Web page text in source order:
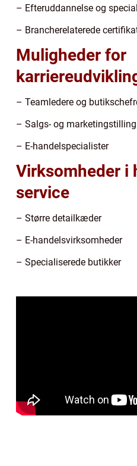
– Efteruddannelse og
– Brancherelaterede
Muligheder for
– Teamledere og
– Salgs- og marketingstilling
– E-handelspecialister
Virksomheder i
service
– Større detailkæder
– E-handelsvirksomheder
– Specialiserede butikker